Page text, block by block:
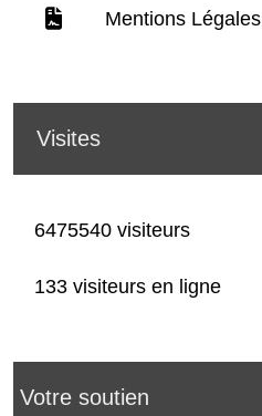
Mentions Légales
Visites
6475540 visiteurs
133 visiteurs en ligne
Votre soutien